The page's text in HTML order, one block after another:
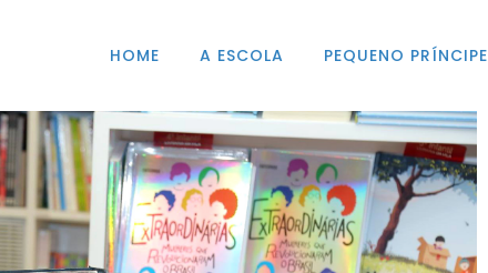
HOME A ESCOLA PEQUENO PRÍNCIPE